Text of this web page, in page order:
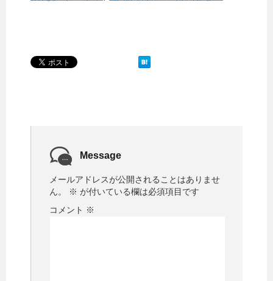
Message
メールアドレスが公開されることはありませ
ん。
※ が付いている欄は必須項目です
コメント ※